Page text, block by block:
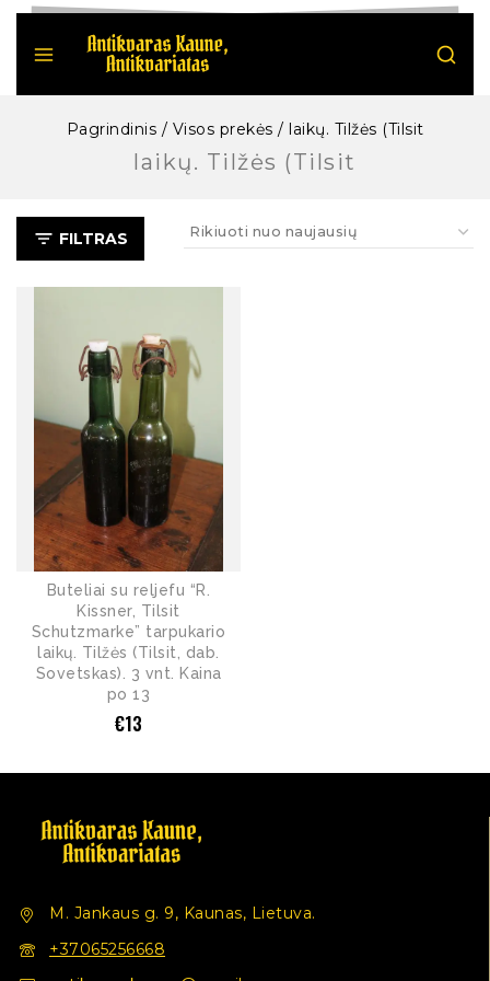
Pagrindinis / Visos prekės / laikų. Tilžės (Tilsit
laikų. Tilžės (Tilsit
FILTRAS
Buteliai su reljefu “R.
Kissner, Tilsit
Schutzmarke” tarpukario
laikų. Tilžės (Tilsit, dab.
Sovetskas). 3 vnt. Kaina
po 13
€13
M. Jankaus g. 9, Kaunas, Lietuva.
+37065256668